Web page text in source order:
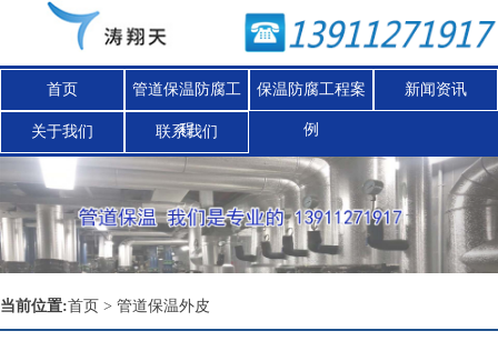
首页 管道保温防腐工
程
保温防腐工程案
例
新闻资讯
关于我们 联系我们
当前位置:首页 > 管道保温外皮